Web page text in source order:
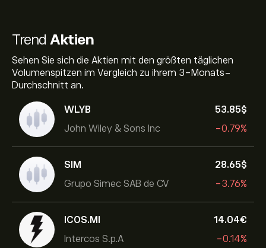
Trend Aktien
Sehen Sie sich die Aktien mit den größten täglichen
Volumenspitzen im Vergleich zu ihrem 3-Monats-
Durchschnitt an.
WLYB
John Wiley & Sons Inc
53.85‎$‎
-0.79%
SIM
Grupo Simec SAB de CV
28.65‎$‎
-3.76%
ICOS.MI
Intercos S.p.A
14.04‎€‎
-0.14%